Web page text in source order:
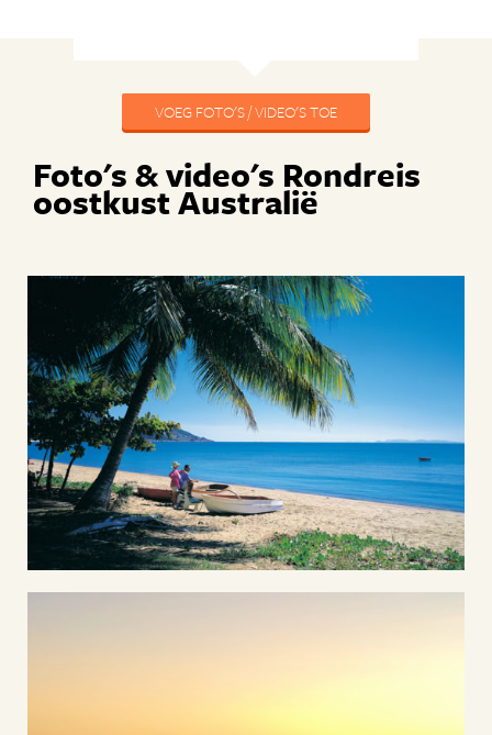
VOEG FOTO'S / VIDEO'S TOE
Foto's & video's Rondreis
oostkust Australië